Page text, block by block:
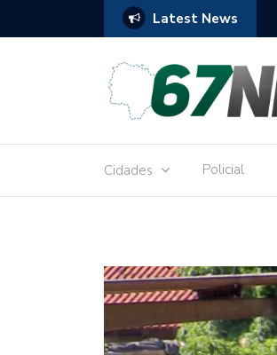
Latest News
réu por receber Pix de editora que desviou
Cidades Policial